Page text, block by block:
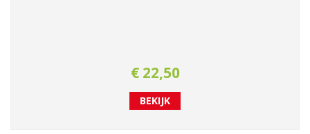
€ 22,50
BEKIJK